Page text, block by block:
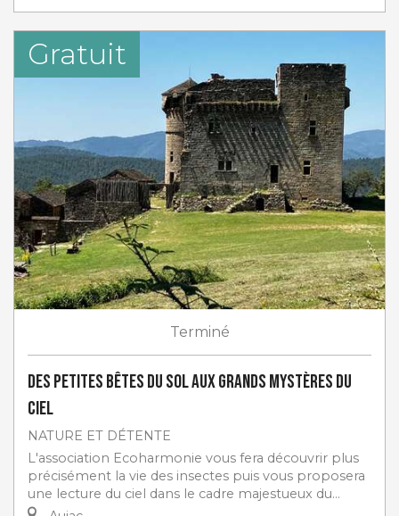
Gratuit
Terminé
Des petites bêtes du sol aux grands mystères du
ciel
NATURE ET DÉTENTE
L'association Ecoharmonie vous fera découvrir plus
précisément la vie des insectes puis vous proposera
une lecture du ciel dans le cadre majestueux du...